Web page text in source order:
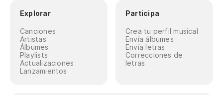
Explorar
Canciones
Artistas
Álbumes
Playlists
Actualizaciones
Lanzamientos
Participa
Crea tu perfil musical
Envía álbumes
Envía letras
Correcciones de
letras